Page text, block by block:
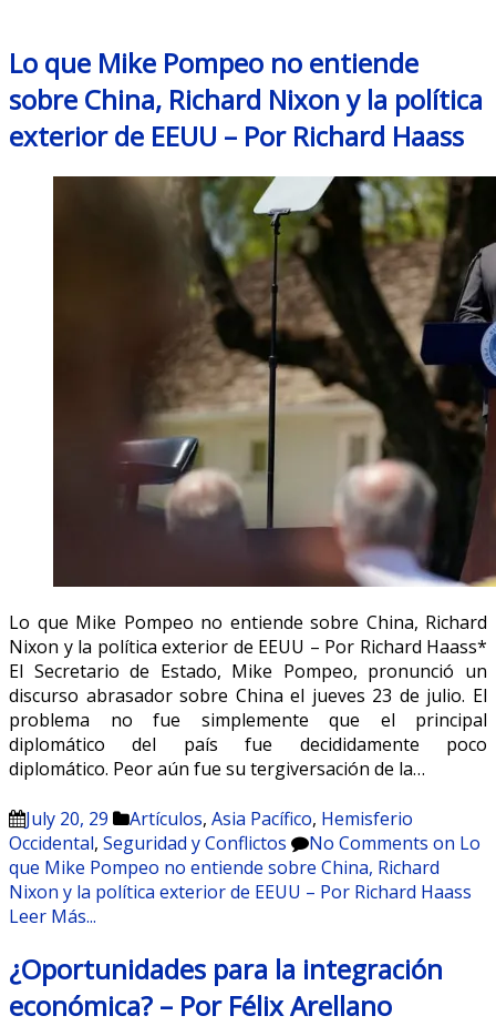
Lo que Mike Pompeo no entiende
sobre China, Richard Nixon y la política
exterior de EEUU – Por Richard Haass
Lo que Mike Pompeo no entiende sobre China, Richard
Nixon y la política exterior de EEUU – Por Richard Haass*
El Secretario de Estado, Mike Pompeo, pronunció un
discurso abrasador sobre China el jueves 23 de julio. El
problema no fue simplemente que el principal
diplomático del país fue decididamente poco
diplomático. Peor aún fue su tergiversación de la…
July 20, 29 Artículos, Asia Pacífico, Hemisferio
Occidental, Seguridad y Conflictos No Comments on Lo
que Mike Pompeo no entiende sobre China, Richard
Nixon y la política exterior de EEUU – Por Richard Haass
Leer Más...
¿Oportunidades para la integración
económica? – Por Félix Arellano